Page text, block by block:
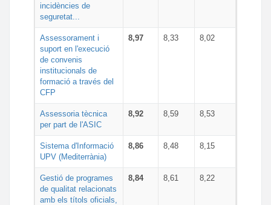
incidències de
seguretat...
Assessorament i
suport en l'execució
de convenis
institucionals de
formació a través del
CFP
8,97 8,33 8,02
Assessoria tècnica
per part de l'ASIC
8,92 8,59 8,53
Sistema d'Informació
UPV (Mediterrània)
8,86 8,48 8,15
Gestió de programes
de qualitat relacionats
amb els títols oficials,
8,84 8,61 8,22